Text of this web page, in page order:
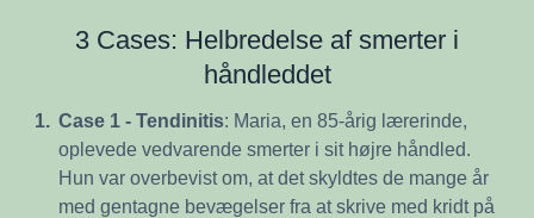
3 Cases: Helbredelse af smerter i
håndleddet
1. Case 1 - Tendinitis: Maria, en 85-årig lærerinde,
oplevede vedvarende smerter i sit højre håndled.
Hun var overbevist om, at det skyldtes de mange år
med gentagne bevægelser fra at skrive med kridt på